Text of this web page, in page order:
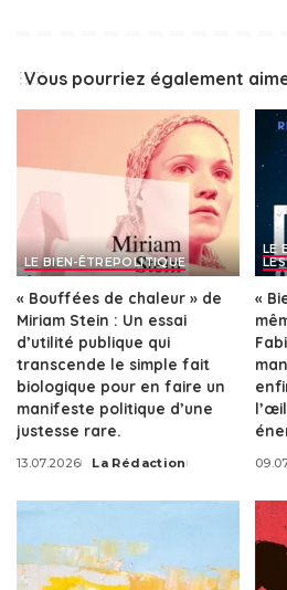
Vous pourriez également
LE BIEN-ÊTREPOLITIQUE
« Bouffées de chaleur » de
Miriam Stein : Un essai
d’utilité publique qui
transcende le simple fait
biologique pour en faire un
manifeste politique d’une
justesse rare.
13.07.2026
Posted
La Rédaction
LE
«